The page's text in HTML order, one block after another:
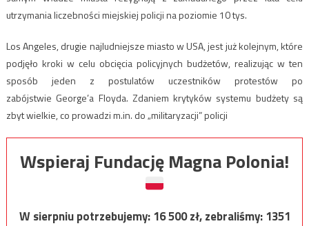
utrzymania liczebności miejskiej policji na poziomie 10 tys.
Los Angeles, drugie najludniejsze miasto w USA, jest już kolejnym, które
podjęło kroki w celu obcięcia policyjnych budżetów, realizując w ten
sposób jeden z postulatów uczestników protestów po
zabójstwie George’a Floyda. Zdaniem krytyków systemu budżety są
zbyt wielkie, co prowadzi m.in. do „militaryzacji” policji
Wspieraj Fundację Magna Polonia!
W sierpniu potrzebujemy:16 500zł, zebraliśmy:1351